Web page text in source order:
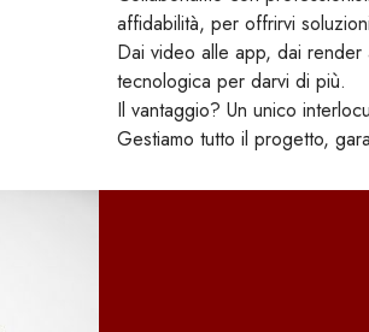
affidabilità, per offrirvi
Dai video alle app, dai render
tecnologica per darvi di più.
Il vantaggio? Un unico
Gestiamo tutto il progetto,